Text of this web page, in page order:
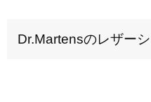
Dr.Martensのレザー